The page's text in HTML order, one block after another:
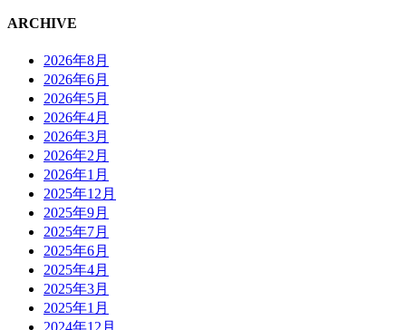
ARCHIVE
2026年8月
2026年6月
2026年5月
2026年4月
2026年3月
2026年2月
2026年1月
2025年12月
2025年9月
2025年7月
2025年6月
2025年4月
2025年3月
2025年1月
2024年12月